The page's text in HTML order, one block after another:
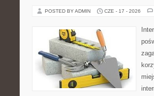
POSTED BY ADMIN CZE - 17 - 2026